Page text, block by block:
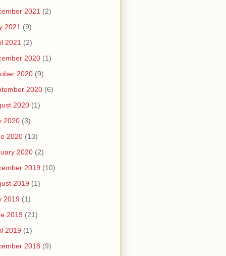
2021 (2)
2021 (9)
2021 (2)
2020 (1)
2020 (9)
2020 (6)
2020 (1)
2020 (3)
2020 (13)
2020 (2)
2019 (10)
2019 (1)
2019 (1)
2019 (21)
2019 (1)
2018 (9)